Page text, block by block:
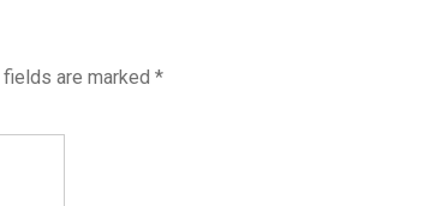
fields are marked *